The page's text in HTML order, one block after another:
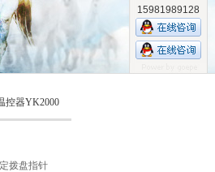
控器YK2000
拨盘指针
15981989128